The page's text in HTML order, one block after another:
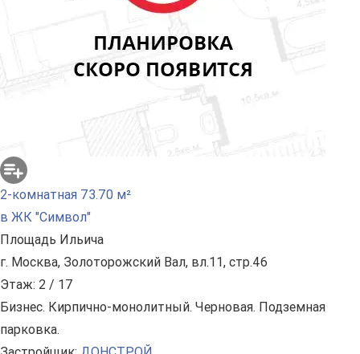
2-комнатная 73.70 м²
в ЖК "Символ"
Площадь Ильича
г. Москва, Золоторожский Вал, вл.11, стр.46
Этаж: 2 / 17
Бизнес. Кирпично-монолитный. Черновая. Подземная
парковка.